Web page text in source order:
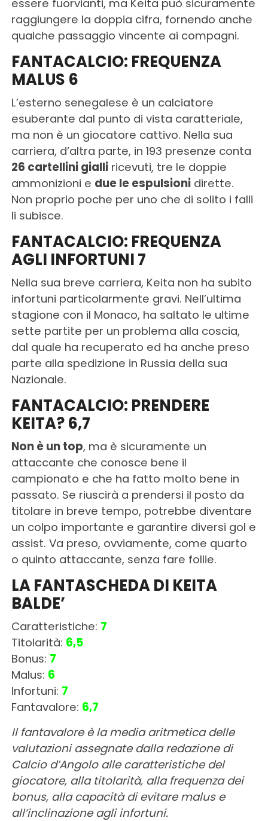
essere fuorvianti, ma Keita può sicuramente
raggiungere la doppia cifra, fornendo anche
qualche passaggio vincente ai compagni.
FANTACALCIO: FREQUENZA
MALUS 6
L’esterno senegalese è un calciatore
esuberante dal punto di vista caratteriale,
ma non è un giocatore cattivo. Nella sua
carriera, d’altra parte, in 193 presenze conta
26 cartellini gialliricevuti, tre le doppie
ammonizioni e due le espulsionidirette.
Non proprio poche per uno che di solito i falli
li subisce.
FANTACALCIO: FREQUENZA
AGLI INFORTUNI 7
Nella sua breve carriera, Keita non ha subito
infortuni particolarmente gravi. Nell’ultima
stagione con il Monaco, ha saltato le ultime
sette partite per un problema alla coscia,
dal quale ha recuperato ed ha anche preso
parte alla spedizione in Russia della sua
Nazionale.
FANTACALCIO: PRENDERE
KEITA? 6,7
Non è un top, ma è sicuramente un
attaccante che conosce bene il
campionato e che ha fatto molto bene in
passato. Se riuscirà a prendersi il posto da
titolare in breve tempo, potrebbe diventare
un colpo importante e garantire diversi gol e
assist. Va preso, ovviamente, come quarto
o quinto attaccante, senza fare follie.
LA FANTASCHEDA DI KEITA
BALDE’
Caratteristiche: 7
Titolarità: 6,5
Bonus: 7
Malus: 6
Infortuni: 7
Fantavalore: 6,7
Il fantavalore è la media aritmetica delle
valutazioni assegnate dalla redazione di
Calcio d’Angolo alle caratteristiche del
giocatore, alla titolarità, alla frequenza dei
bonus, alla capacità di evitare malus e
all’inclinazione agli infortuni.